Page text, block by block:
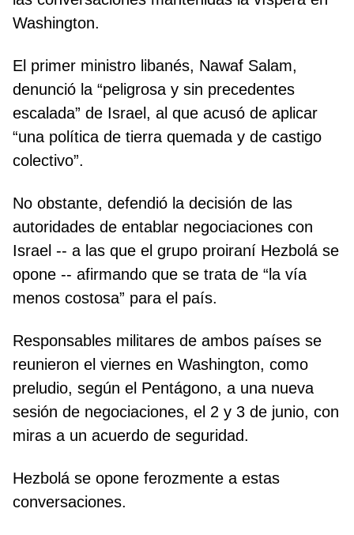
Washington.
El primer ministro libanés, Nawaf Salam,
denunció la “peligrosa y sin precedentes
escalada” de Israel, al que acusó de aplicar
“una política de tierra quemada y de castigo
colectivo”.
No obstante, defendió la decisión de las
autoridades de entablar negociaciones con
Israel -- a las que el grupo proiraní Hezbolá se
opone -- afirmando que se trata de “la vía
menos costosa” para el país.
Responsables militares de ambos países se
reunieron el viernes en Washington, como
preludio, según el Pentágono, a una nueva
sesión de negociaciones, el 2 y 3 de junio, con
miras a un acuerdo de seguridad.
Hezbolá se opone ferozmente a estas
conversaciones.